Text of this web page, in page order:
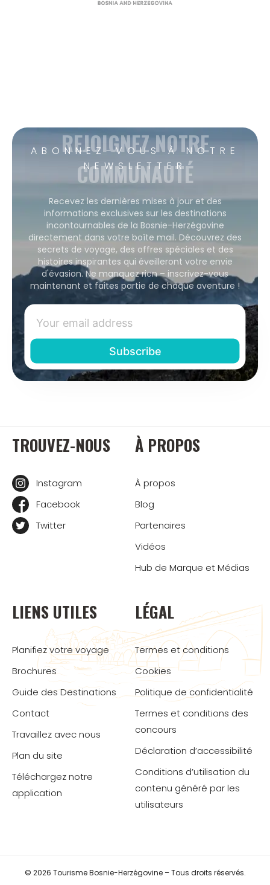
ABONNEZ-VOUS À NOTRE
NEWSLETTER
REJOIGNEZ NOTRE
COMMUNAUTÉ
Recevez les dernières mises à jour et des
informations exclusives sur les destinations
incontournables de la Bosnie-Herzégovine
directement dans votre boîte mail. Découvrez des
secrets de voyage, des offres spéciales et des
histoires inspirantes qui éveilleront votre envie
d'évasion. Ne manquez rien – inscrivez-vous
maintenant et faites partie de chaque aventure !
TROUVEZ-NOUS
Instagram
Facebook
Twitter
À PROPOS
À propos
Blog
Partenaires
Vidéos
Hub de Marque et Médias
LIENS UTILES
Planifiez votre voyage
Brochures
Guide des Destinations
Contact
Travaillez avec nous
Plan du site
Téléchargez notre
application
LÉGAL
Termes et conditions
Cookies
Politique de confidentialité
Termes et conditions des
concours
Déclaration d’accessibilité
Conditions d’utilisation du
contenu généré par les
utilisateurs
© 2026 Tourisme Bosnie-Herzégovine – Tous droits réservés.